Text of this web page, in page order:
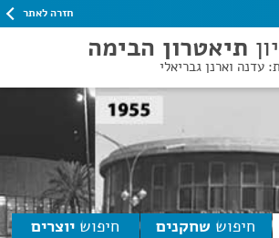
חזרה לאתר
תיאטרון הבימה
עדנה וארנן גבריאלי
חיפוש שחקנים חיפוש יוצרים